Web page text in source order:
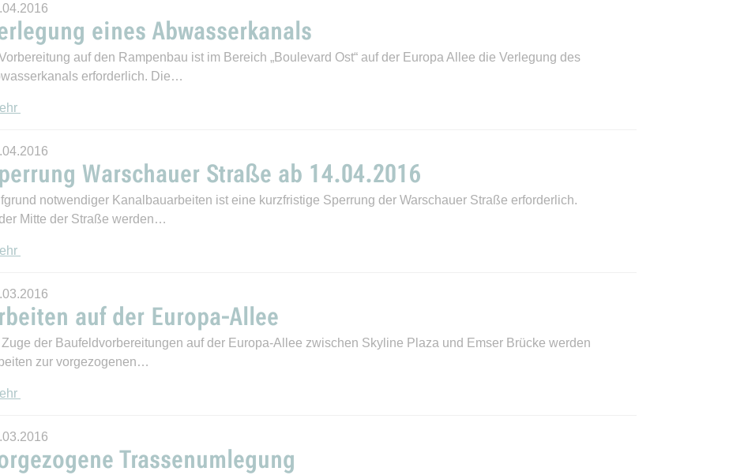
eines Abwasserkanals
Vorbereitung auf den Rampenbau ist im Bereich „Boulevard Ost“ auf der Europa Allee die Verlegung des
erforderlich. Die…
Warschauer Straße ab 14.04.2016
notwendiger Kanalbauarbeiten ist eine kurzfristige Sperrung der Warschauer Straße erforderlich.
der Mitte der Straße werden…
auf der Europa-Allee
Zuge der Baufeldvorbereitungen auf der Europa-Allee zwischen Skyline Plaza und Emser Brücke werden
zur vorgezogenen…
Trassenumlegung